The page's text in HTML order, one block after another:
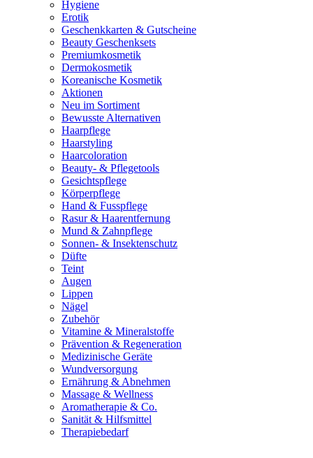
Hygiene
Erotik
Geschenkkarten & Gutscheine
Beauty Geschenksets
Premiumkosmetik
Dermokosmetik
Koreanische Kosmetik
Aktionen
Neu im Sortiment
Bewusste Alternativen
Haarpflege
Haarstyling
Haarcoloration
Beauty- & Pflegetools
Gesichtspflege
Körperpflege
Hand & Fusspflege
Rasur & Haarentfernung
Mund & Zahnpflege
Sonnen- & Insektenschutz
Düfte
Teint
Augen
Lippen
Nägel
Zubehör
Vitamine & Mineralstoffe
Prävention & Regeneration
Medizinische Geräte
Wundversorgung
Ernährung & Abnehmen
Massage & Wellness
Aromatherapie & Co.
Sanität & Hilfsmittel
Therapiebedarf